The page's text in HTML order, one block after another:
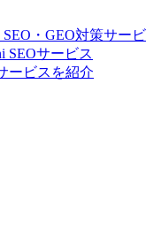
・GEO対策サー
SEOサービス
ービスを紹介